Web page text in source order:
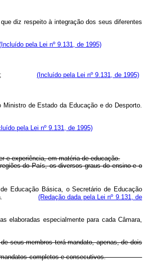
diz respeito à integração dos seus diferentes
pela Lei nº 9.131, de 1995)
ensino; (Incluído pela Lei nº 9.131, de 1995)
de Estado da Educação e do Desporto.
pela Lei nº 9.131, de 1995)
e experiência, em matéria de educação.
do País, os diversos graus do ensino e o
Educação Básica, o Secretário de Educação
República.(Redação dada pela Lei nº 9.131, de
elaboradas especialmente para cada Câmara,
seus membros terá mandato, apenas, de dois
dois mandatos completos e consecutivos.